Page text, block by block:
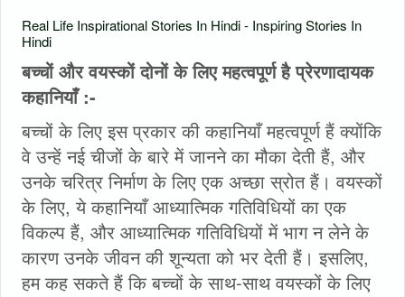
Real Life Inspirational Stories In Hindi - Inspiring Stories In
Hindi
बच्चों और वयस्कों दोनों के लिए महत्वपूर्ण है प्रेरणादायक
कहानियाँ :-
बच्चों के लिए इस प्रकार की कहानियाँ महत्वपूर्ण हैं क्योंकि
वे उन्हें नई चीजों के बारे में जानने का मौका देती हैं, और
उनके चरित्र निर्माण के लिए एक अच्छा स्रोत हैं। वयस्कों
के लिए, ये कहानियाँ आध्यात्मिक गतिविधियों का एक
विकल्प हैं, और आध्यात्मिक गतिविधियों में भाग न लेने के
कारण उनके जीवन की शून्यता को भर देती हैं। इसलिए,
हम कह सकते हैं कि बच्चों के साथ-साथ वयस्कों के लिए